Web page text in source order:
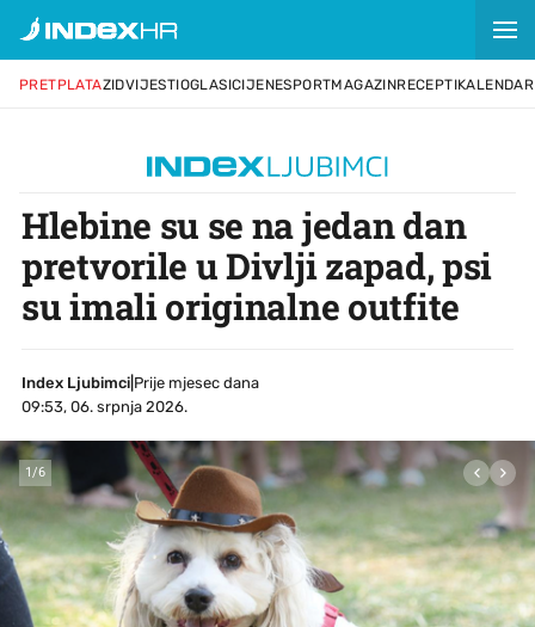
PRETPLATAZIDVIJESTIOGLASICIJENESPORTMAGAZINRECEPTIKALENDAR
Hlebine su se na jedan dan
pretvorile u Divlji zapad, psi
su imali originalne outfite
Index Ljubimci
Prije mjesec dana
09:53, 06. srpnja 2026.
1/6